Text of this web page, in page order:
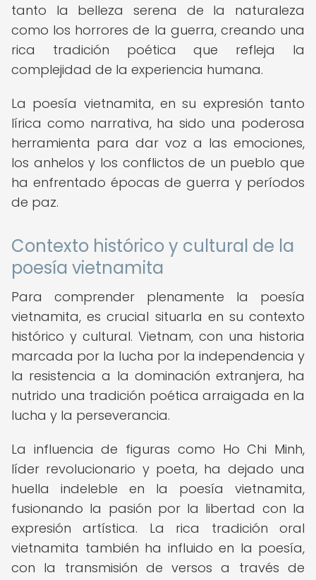
tanto la belleza serena de la naturaleza
como los horrores de la guerra, creando una
rica tradición poética que refleja la
complejidad de la experiencia humana.
La poesía vietnamita, en su expresión tanto
lírica como narrativa, ha sido una poderosa
herramienta para dar voz a las emociones,
los anhelos y los conflictos de un pueblo que
ha enfrentado épocas de guerra y períodos
de paz.
Contexto histórico y cultural de la
poesía vietnamita
Para comprender plenamente la poesía
vietnamita, es crucial situarla en su contexto
histórico y cultural. Vietnam, con una historia
marcada por la lucha por la independencia y
la resistencia a la dominación extranjera, ha
nutrido una tradición poética arraigada en la
lucha y la perseverancia.
La influencia de figuras como Ho Chi Minh,
líder revolucionario y poeta, ha dejado una
huella indeleble en la poesía vietnamita,
fusionando la pasión por la libertad con la
expresión artística. La rica tradición oral
vietnamita también ha influido en la poesía,
con la transmisión de versos a través de